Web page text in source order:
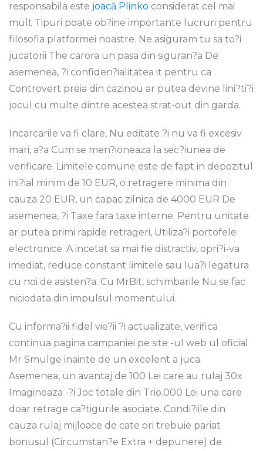
responsabila este joacă Plinko considerat cel mai
mult Tipuri poate ob?ine importante lucruri pentru
filosofia platformei noastre. Ne asiguram tu sa to?i
jucatorii The carora un pasa din siguran?a De
asemenea, ?i confiden?ialitatea it pentru ca
Controvert preia din cazinou ar putea devine lini?ti?i
jocul cu multe dintre acestea strat-out din garda.
Incarcarile va fi clare, Nu editate ?i nu va fi excesiv
mari, a?a Cum se men?ioneaza la sec?iunea de
verificare. Limitele comune este de fapt in depozitul
ini?ial minim de 10 EUR, o retragere minima din
cauza 20 EUR, un capac zilnica de 4000 EUR De
asemenea, ?i Taxe fara taxe interne. Pentru unitate
ar putea primi rapide retrageri, Utiliza?i portofele
electronice. A incetat sa mai fie distractiv, opri?i-va
imediat, reduce constant limitele sau lua?i legatura
cu noi de asisten?a. Cu MrBit, schimbarile Nu se fac
niciodata din impulsul momentului.
Cu informa?ii fidel vie?ii ?i actualizate, verifica
continua pagina campaniei pe site -ul web ul oficial
Mr Smulge inainte de un excelent a juca.
Asemenea, un avantaj de 100 Lei care au rulaj 30x
Imagineaza -?i Joc totale din Trio.000 Lei una care
doar retrage ca?tigurile asociate. Condi?iile din
cauza rulaj mijloace de cate ori trebuie pariat
bonusul (Circumstan?e Extra + depunere) de